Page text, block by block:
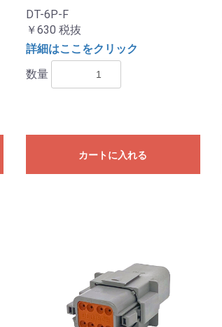
DT-6P-F
￥630 税抜
詳細はここをクリック
数量
カートに入れる